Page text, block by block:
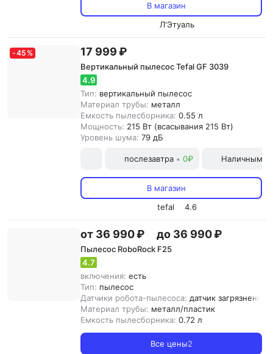
В магазин
Л'Этуаль
-45 % 17 999 ₽
Вертикальный пылесос Tefal GF 3039
4.9
Тип: вертикальный пылесос
Материал трубы: металл
Емкость пылесборника: 0.55 л
Мощность: 215 Вт (всасывания 215 Вт)
Уровень шума: 79 дБ
послезавтра • 0₽ Наличными
В магазин
tefal
4.6
от 36 990 ₽ до 36 990 ₽
Пылесос RoboRock F25
4.7
включения: есть
Тип: пылесос
Датчики робота-пылесоса: датчик
Материал трубы: металл/пластик
Емкость пылесборника: 0.72 л
Все цены2